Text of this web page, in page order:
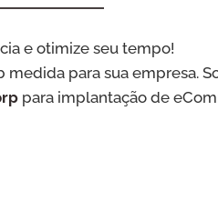
e otimize seu tempo!
para sua empresa.
para implantação de